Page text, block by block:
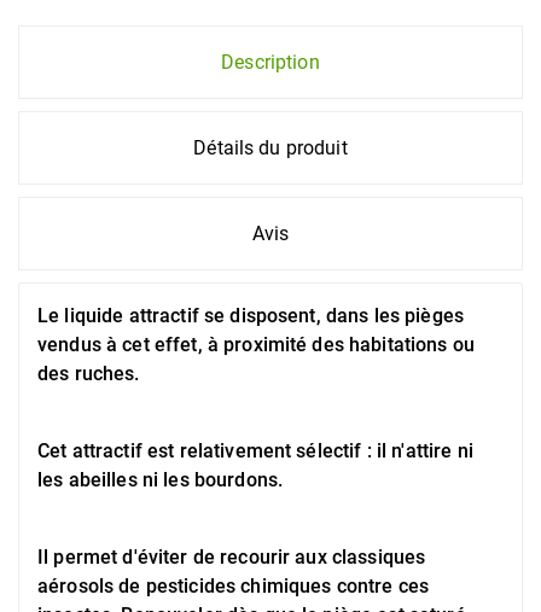
Description
Détails du produit
Avis
Le liquide attractif se disposent, dans les pièges
vendus à cet effet, à proximité des habitations ou
des ruches.
Cet attractif est relativement sélectif : il n'attire ni
les abeilles ni les bourdons.
Il permet d'éviter de recourir aux classiques
aérosols de pesticides chimiques contre ces